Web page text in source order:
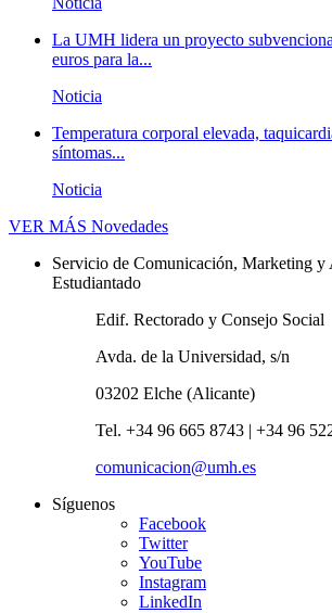
La UMH lidera un proyecto
euros para la...
Noticia
Temperatura corporal elevada,
síntomas...
Noticia
VER MÁS Novedades
Servicio de Comunicación, Marketing y
Estudiantado
Edif. Rectorado y Consejo Social
Avda. de la Universidad, s/n
03202 Elche (Alicante)
Tel. +34 96 665 8743 | +34 96
comunicacion@umh.es
Síguenos
Facebook
Twitter
YouTube
Instagram
LinkedIn